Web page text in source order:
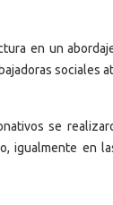
en un
sociales
se
igualmente en